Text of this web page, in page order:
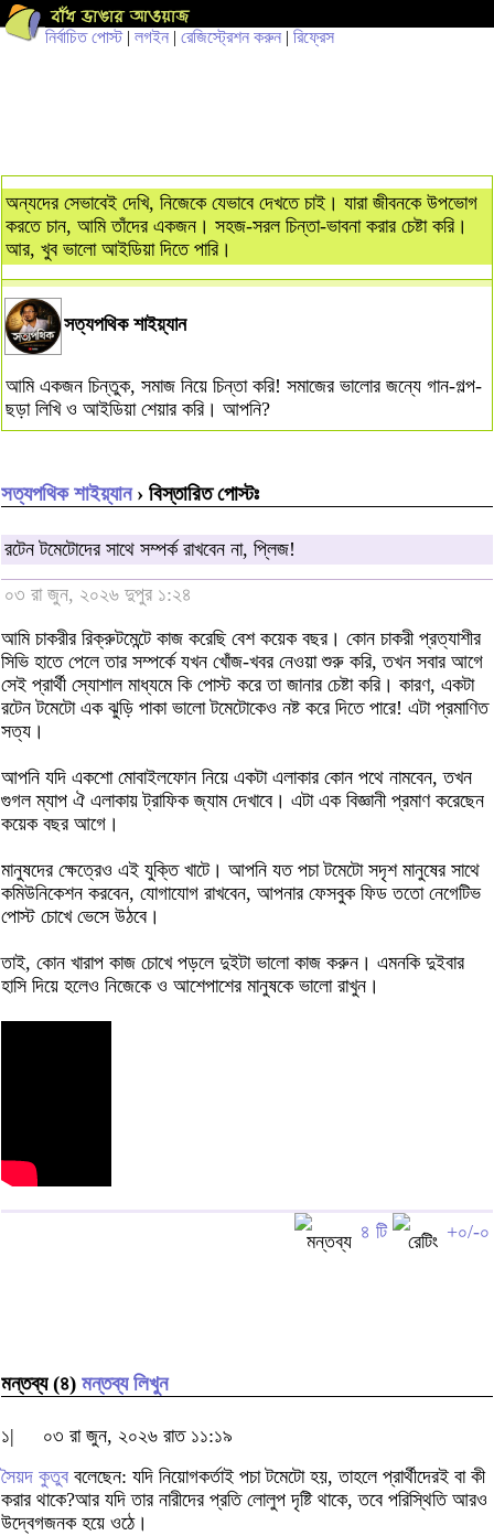
নির্বাচিত পোস্ট| লগইন | রেজিস্ট্রেশন করুন | রিফ্রেস
অন্যদের সেভাবেই দেখি, নিজেকে যেভাবে দেখতে চাই। যারা জীবনকে উপভোগ
করতে চান, আমি তাঁদের একজন। সহজ-সরল চিন্তা-ভাবনা করার চেষ্টা করি।
আর, খুব ভালো আইডিয়া দিতে পারি।
সত্যপথিক শাইয়্যান
আমি একজন চিন্তুক, সমাজ নিয়ে চিন্তা করি! সমাজের ভালোর জন্যে গান-গল্প-
ছড়া লিখি ও আইডিয়া শেয়ার করি। আপনি?
সত্যপথিক শাইয়্যান› বিস্তারিত পোস্টঃ
রটেন টমেটোদের সাথে সম্পর্ক রাখবেন না, প্লিজ!
০৩ রা জুন, ২০২৬ দুপুর ১:২৪
আমি চাকরীর রিক্রুটমেন্টে কাজ করেছি বেশ কয়েক বছর। কোন চাকরী প্রত্যাশীর
সিভি হাতে পেলে তার সম্পর্কে যখন খোঁজ-খবর নেওয়া শুরু করি, তখন সবার আগে
সেই প্রার্থী স্যোশাল মাধ্যমে কি পোস্ট করে তা জানার চেষ্টা করি। কারণ, একটা
রটেন টমেটো এক ঝুড়ি পাকা ভালো টমেটোকেও নষ্ট করে দিতে পারে! এটা প্রমাণিত
সত্য।
আপনি যদি একশো মোবাইলফোন নিয়ে একটা এলাকার কোন পথে নামবেন, তখন
গুগল ম্যাপ ঐ এলাকায় ট্রাফিক জ্যাম দেখাবে। এটা এক বিজ্ঞানী প্রমাণ করেছেন
কয়েক বছর আগে।
মানুষদের ক্ষেত্রেও এই যুক্তি খাটে। আপনি যত পচা টমেটো সদৃশ মানুষের সাথে
কমিউনিকেশন করবেন, যোগাযোগ রাখবেন, আপনার ফেসবুক ফিড ততো নেগেটিভ
পোস্ট চোখে ভেসে উঠবে।
তাই, কোন খারাপ কাজ চোখে পড়লে দুইটা ভালো কাজ করুন। এমনকি দুইবার
হাসি দিয়ে হলেও নিজেকে ও আশেপাশের মানুষকে ভালো রাখুন।
৪ টি +০/-০
মন্তব্য (৪) মন্তব্য লিখুন
১|
০৩ রা জুন, ২০২৬ রাত ১১:১৯
সৈয়দ কুতুব বলেছেন: যদি নিয়োগকর্তাই পচা টমেটো হয়, তাহলে প্রার্থীদেরই বা কী
করার থাকে?আর যদি তার নারীদের প্রতি লোলুপ দৃষ্টি থাকে, তবে পরিস্থিতি আরও
উদ্বেগজনক হয়ে ওঠে।